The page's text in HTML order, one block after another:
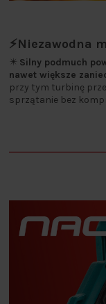
⚡Niezawodna
✴️ Silny podmuch
nawet większe
przy tym turbinę
sprzątanie bez